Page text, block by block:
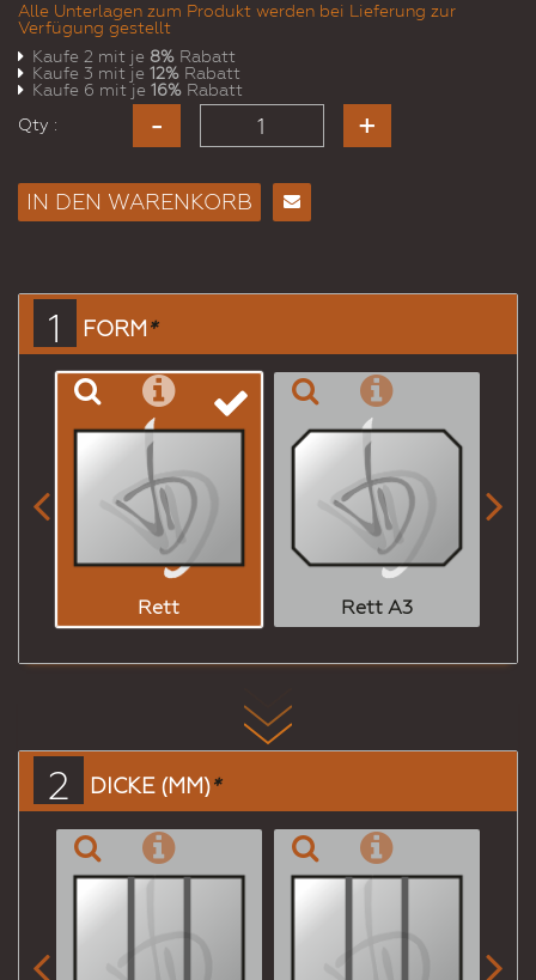
Alle Unterlagen zum Produkt werden bei Lieferung zur
Verfügung gestellt
Kaufe 2 mit je 8% Rabatt
Kaufe 3 mit je 12% Rabatt
Kaufe 6 mit je 16% Rabatt
Qty :
IN DEN WARENKORB
1 FORM*
Rett Rett A3
 
2 DICKE (MM)*
 